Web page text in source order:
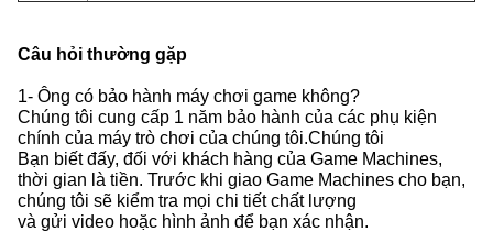
Câu hỏi thường gặp
1- Ông có bảo hành máy chơi game không?
Chúng tôi cung cấp 1 năm bảo hành của các phụ kiện
chính của máy trò chơi của chúng tôi.Chúng tôi
Bạn biết đấy, đối với khách hàng của Game Machines,
thời gian là tiền. Trước khi giao Game Machines cho bạn,
chúng tôi sẽ kiểm tra mọi chi tiết chất lượng
và gửi video hoặc hình ảnh để bạn xác nhận.